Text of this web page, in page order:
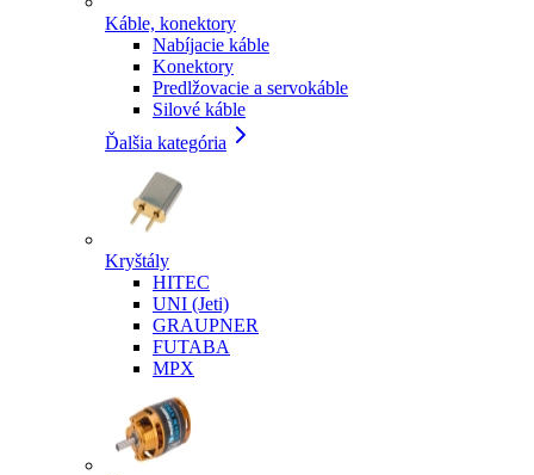
Káble, konektory
Nabíjacie káble
Konektory
Predlžovacie a servokáble
Silové káble
Ďalšia kategória
Kryštály
HITEC
UNI (Jeti)
GRAUPNER
FUTABA
MPX